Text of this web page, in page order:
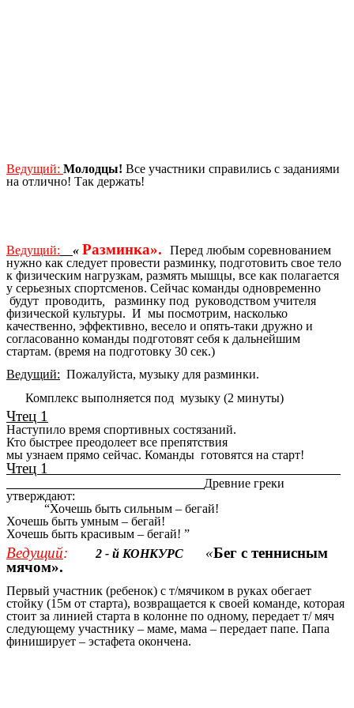
Ведущий: Молодцы! Все участники справились с заданиями
на отлично! Так держать!
Ведущий: « Разминка».
Перед любым соревнованием
нужно как следует провести разминку, подготовить свое тело
к физическим нагрузкам, размять мышцы, все как полагается
у серьезных спортсменов. Сейчас команды одновременно
будут проводить
разминку под руководством учителя
физической культуры. И мы посмотрим, насколько
качественно, эффективно, весело и опять-таки дружно и
согласованно команды подготовят себя к дальнейшим
стартам. (время на подготовку 30 сек.)
Ведущий: Пожалуйста, музыку для разминки.
Комплекс выполняется под музыку (2 минуты)
Чтец 1
Наступило время спортивных состязаний.
Кто быстрее преодолеет все препятствия
мы узнаем прямо сейчас. Команды готовятся на старт!
Чтец 1
Древние греки
утверждают:
“Хочешь быть сильным – бегай!
Хочешь быть умным – бегай!
Хочешь быть красивым – бегай! ”
Ведущий: 2 - й КОНКУРС «Бег с теннисным
мячом».
Первый участник (ребенок) с т/мячиком в руках обегает
стойку (15м от старта), возвращается к своей команде, которая
стоит за линией старта в колонне по одному, передает т/ мяч
следующему участнику – маме, мама – передает папе. Папа
финиширует – эстафета окончена.